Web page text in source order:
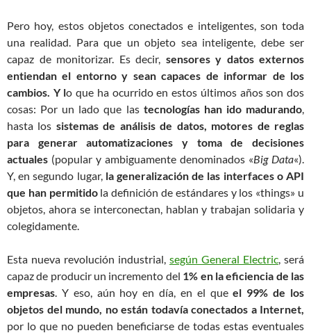
Pero hoy, estos objetos conectados e inteligentes, son toda
una realidad. Para que un objeto sea inteligente, debe ser
capaz de monitorizar. Es decir, sensores y datos externos
entiendan el entorno y sean capaces de informar de los
cambios. Y lo que ha ocurrido en estos últimos años son dos
cosas: Por un lado que las tecnologías han ido madurando
hasta los sistemas de análisis de datos, motores de reglas
para generar automatizaciones y toma de decisiones
actuales (popular y ambiguamente denominados «Big Data«).
Y, en segundo lugar, la generalización de las interfaces o API
que han permitidola definición de estándares y los «things» u
objetos, ahora se interconectan, hablan y trabajan solidaria y
colegidamente.
Esta nueva revolución industrial, según General Electric , será
capaz de producir un incremento del 1% en la eficiencia de las
empresas . Y eso, aún hoy en día, en el queel 99% de los
objetos del mundo, no están todavía conectados a Internet,
por lo que no pueden beneficiarse de todas estas eventuales